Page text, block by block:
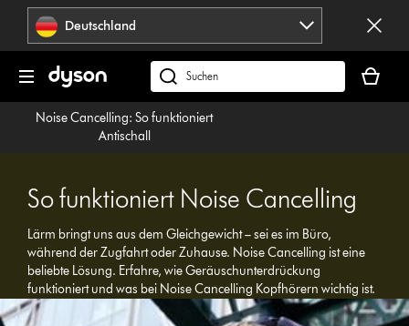
Navigation
überspringenDeutschland
dyson.de
durchsuchen
ist
Noise Cancelling: So funktioniert
Antischall
So funktioniert Noise Cancelling
Lärm bringt uns aus dem Gleichgewicht – sei es im Büro,
während der Zugfahrt oder Zuhause. Noise Cancelling ist eine
beliebte Lösung. Erfahre, wie Geräuschunterdrückung
funktioniert und was bei Noise Cancelling Kopfhörern wichtig ist.